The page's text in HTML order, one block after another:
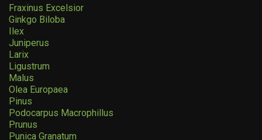
Fraxinus Excelsior
Ginkgo Biloba
Ilex
Juniperus
Larix
Ligustrum
Malus
Olea Europaea
Pinus
Podocarpus Macrophillus
Prunus
Punica Granatum